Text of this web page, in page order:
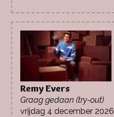
Remy Evers
Graag gedaan (try-out)
vrijdag 4 december 2026